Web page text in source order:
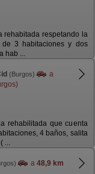
rehabitada respetando la
3 habitaciones y dos
hab ...
(Burgos)
a
rehabilitada que cuenta
4 baños, salita
...
a 48,9 km